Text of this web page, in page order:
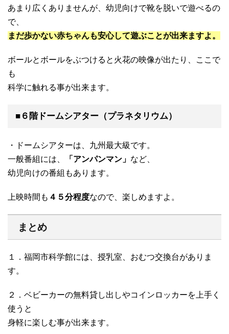
あまり広くありませんが、幼児向けで靴を脱いで遊べるの
で、
まだ歩かない赤ちゃんも安心して遊ぶことが出来ますよ。
ボールとボールをぶつけると火花の映像が出たり、ここで
も
科学に触れる事が出来ます。
■６階ドームシアター（プラネタリウム）
・ドームシアターは、九州最大級です。
一般番組には、
「アンパンマン」 など、
幼児向けの番組もあります。
上映時間も ４５分程度なので、楽しめますよ。
まとめ
１．福岡市科学館には、授乳室、おむつ交換台がありま
す。
２．ベビーカーの無料貸し出しやコインロッカーを上手く
使うと
身軽に楽しむ事が出来ます。